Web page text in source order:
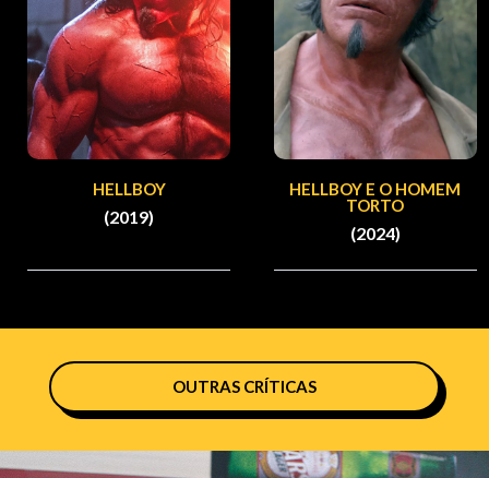
HELLBOY
(2019)
HELLBOY E O HOMEM
TORTO
(2024)
OUTRAS CRÍTICAS